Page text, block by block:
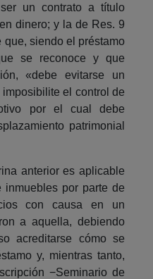
un contrato a título
dinero; y la de Res. 9
siendo el préstamo
se reconoce y que
«debe evitarse un
el control de
por el cual debe
patrimonial
anterior es aplicable
por parte de
con causa en un
a aquella, debiendo
acreditarse cómo se
y, mientras tanto,
−Seminario de